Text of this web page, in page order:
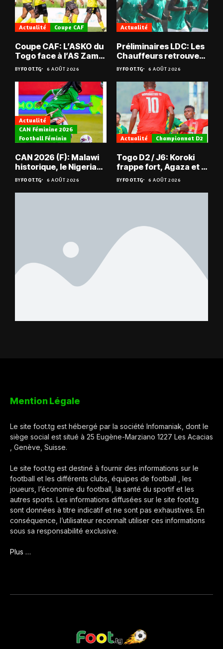
Actualité Coupe CAF
Coupe CAF: L’ASKO du
Togo face à l’AS Zam
du Niger
BYFOOT.TG 6 AOÛT 2026
Actualité
Préliminaires LDC: Les
Chauffeurs retrouvent
les Mimos
BYFOOT.TG 6 AOÛT 2026
Actualité
CAN Féminine 2026
Football Féminin
CAN 2026 (F): Malawi
historique, le Nigeria
sauvé, la Zambie
éliminée
BYFOOT.TG 6 AOÛT 2026
Actualité Championnat D2
Togo D2 / J6: Koroki
frappe fort, Agaza et la
JCA assurent,
suspense avant Sara
FC – Doumbé FC
BYFOOT.TG 6 AOÛT 2026
Mention Légale
Le site foot.tg est hébergé par la société Infomaniak, dont le
siège social est situé à 25 Eugène-Marziano 1227 Les Acacias
, Genève, Suisse.
Le site foot.tg est destiné à fournir des informations sur le
football et les différents clubs, équipes de football , les
joueurs, l’économie du football, la santé du sportif et les
autres sports. Les informations diffusées sur le site foot.tg
sont données à titre indicatif et ne sont pas exhaustives. En
conséquence, l’utilisateur reconnaît utiliser ces informations
sous sa responsabilité exclusive.
Plus …